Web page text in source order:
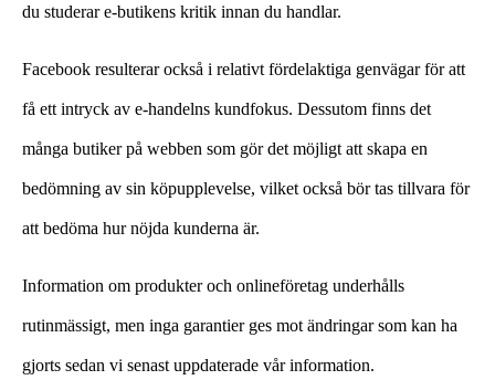
du studerar e-butikens kritik innan du handlar.
Facebook resulterar också i relativt fördelaktiga genvägar för att
få ett intryck av e-handelns kundfokus. Dessutom finns det
många butiker på webben som gör det möjligt att skapa en
bedömning av sin köpupplevelse, vilket också bör tas tillvara för
att bedöma hur nöjda kunderna är.
Information om produkter och onlineföretag underhålls
rutinmässigt, men inga garantier ges mot ändringar som kan ha
gjorts sedan vi senast uppdaterade vår information.